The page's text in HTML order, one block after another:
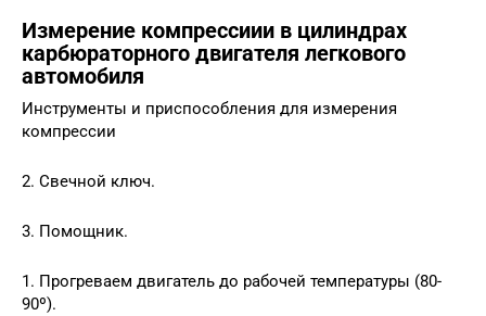
Измерение компрессиии в цилиндрах
карбюраторного двигателя легкового
автомобиля
Инструменты и приспособления для измерения
компрессии
2. Свечной ключ.
3. Помощник.
1. Прогреваем двигатель до рабочей температуры (80-
90º).